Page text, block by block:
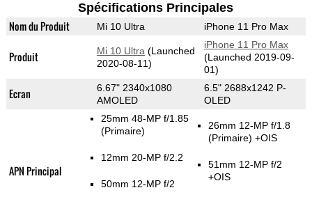
Spécifications Principales
Nom du Produit Mi 10 Ultra iPhone 11 Pro Max
Produit Mi 10 Ultra (Launched
2020-08-11)
iPhone 11 Pro Max
(Launched 2019-09-
01)
Ecran
6.67" 2340x1080
AMOLED
6.5" 2688x1242 P-
OLED
APN Principal
25mm 48-MP f/1.85
(Primaire)
12mm 20-MP f/2.2
50mm 12-MP f/2
26mm 12-MP f/1.8
(Primaire) +OIS
51mm 12-MP f/2
+OIS